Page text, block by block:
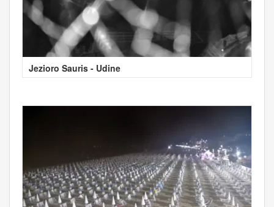
Jezioro Sauris - Udine